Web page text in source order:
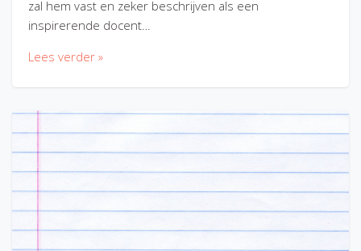
zal hem vast en zeker beschrijven als een
inspirerende docent…
Lees verder »